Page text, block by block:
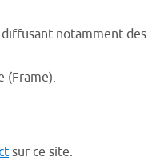
notamment
(Frame).
sur ce site.